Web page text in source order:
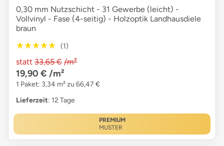
0,30 mm Nutzschicht - 31 Gewerbe (leicht) -
Vollvinyl - Fase (4-seitig) - Holzoptik Landhausdiele
braun
★★★★★
★★★★★ (1)
statt 33,65 € /m²
19,90 € /m²
1 Paket: 3,34 m² zu 66,47 €
Lieferzeit: 12 Tage
PREMIUM
MUSTER